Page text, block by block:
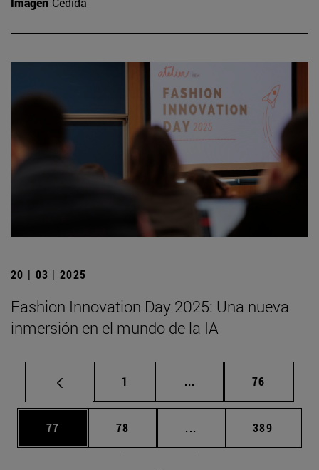
20 | 03 | 2025
Fashion Innovation Day 2025: Una nueva
inmersión en el mundo de la IA
Página
1 ... Páginas intermedias
Página
76
Página
77 Página
78 ... Páginas intermedias
Página
389